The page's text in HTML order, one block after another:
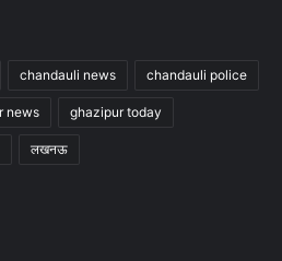
chandauli news chandauli police
news ghazipur today
लखनऊ